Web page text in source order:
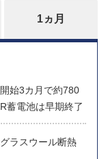
1ヵ月
始3カ月で約780
蓄電池は早期終了
ラスウール断熱